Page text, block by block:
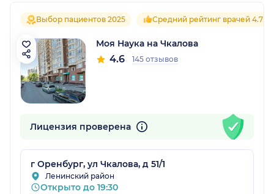
Выбор пациентов 2025 Средний рейтинг врачей 4.7
Моя Наука на Чкалова
4.6 145 отзывов
Лицензия проверена
г Оренбург, ул Чкалова, д 51/1
Ленинский район
Открыто до 19:30